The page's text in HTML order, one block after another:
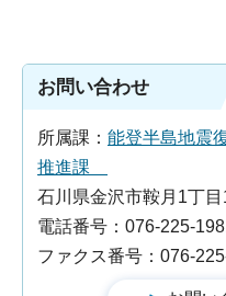
お問い合わせ
所属課： 能登半島地震
推進課
石川県金沢市鞍月1丁
電話番号：076-225-
ファクス番号：076-